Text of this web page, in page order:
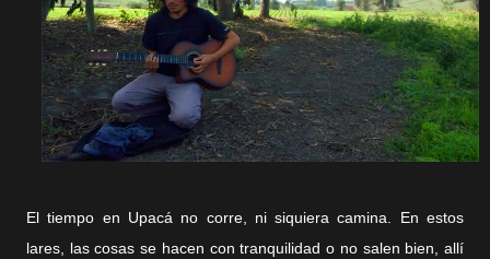
El tiempo en Upacá no corre, ni siquiera camina. En estos
lares, las cosas se hacen con tranquilidad o no salen bien, allí